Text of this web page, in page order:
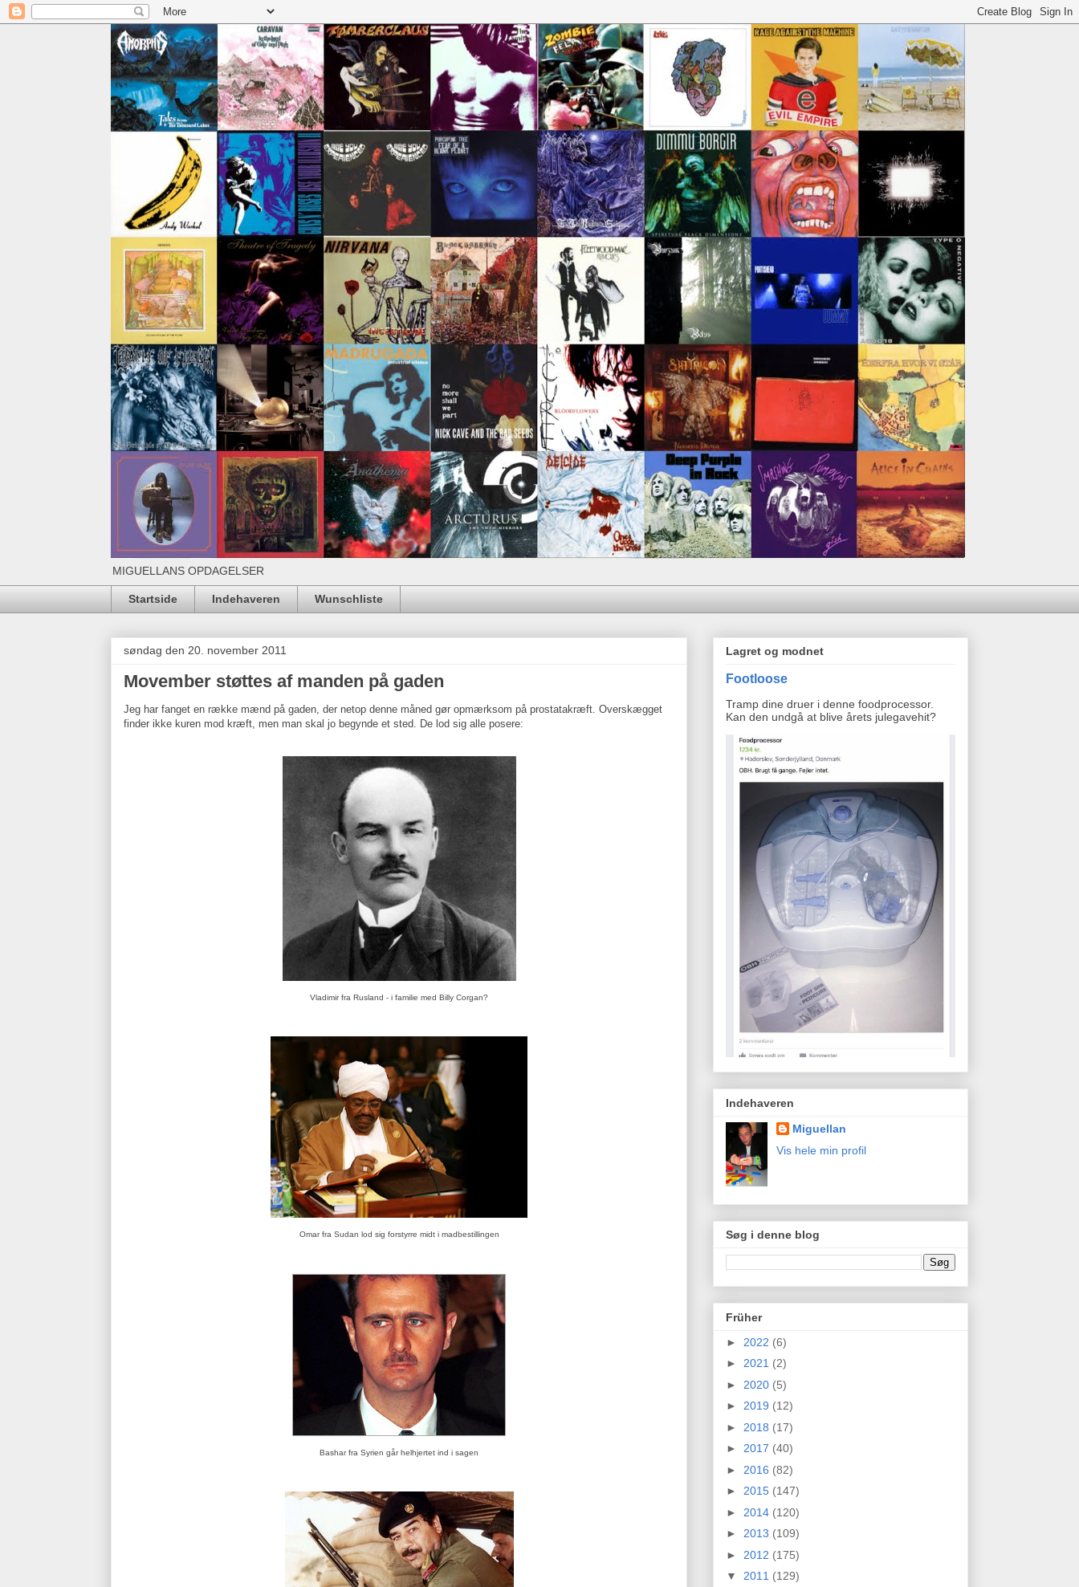
MIGUELLANS OPDAGELSER
Startside Indehaveren Wunschliste
søndag den 20. november 2011
Movember støttes af manden på gaden
Jeg har fanget en række mænd på gaden, der netop denne måned gør opmærksom på prostatakræft. Overskægget
finder ikke kuren mod kræft, men man skal jo begynde et sted. De lod sig alle posere:
Vladimir fra Rusland - i familie med Billy Corgan?
Omar fra Sudan lod sig forstyrre midt i madbestillingen
Bashar fra Syrien går helhjertet ind i sagen
Lagret og modnet
Footloose
Tramp dine druer i denne foodprocessor.
Kan den undgå at blive årets julegavehit?
Indehaveren
Miguellan
Vis hele min profil
Søg i denne blog
Früher
► 2022 (6)
► 2021 (2)
► 2020 (5)
► 2019 (12)
► 2018 (17)
► 2017 (40)
► 2016 (82)
► 2015 (147)
► 2014 (120)
► 2013 (109)
► 2012 (175)
▼ 2011 (129)